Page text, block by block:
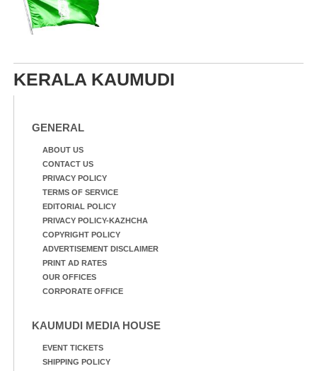
KERALA KAUMUDI
GENERAL
ABOUT US
CONTACT US
PRIVACY POLICY
TERMS OF SERVICE
EDITORIAL POLICY
PRIVACY POLICY-KAZHCHA
COPYRIGHT POLICY
ADVERTISEMENT DISCLAIMER
PRINT AD RATES
OUR OFFICES
CORPORATE OFFICE
KAUMUDI MEDIA HOUSE
EVENT TICKETS
SHIPPING POLICY